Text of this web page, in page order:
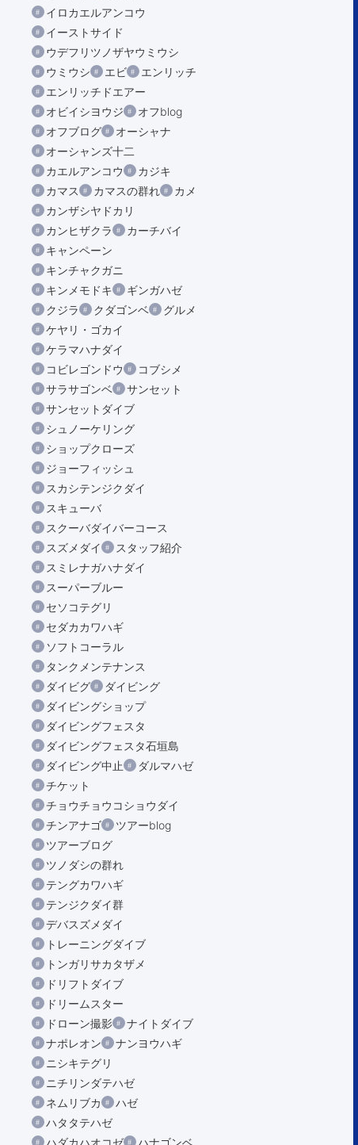
イロカエルアンコウ
イーストサイド
ウデフリツノザヤウミウシ
ウミウシ
エビ
エンリッチ
エンリッチドエアー
オビイシヨウジ
オフblog
オフブログ
オーシャナ
オーシャンズ十二
カエルアンコウ
カジキ
カマス
カマスの群れ
カメ
カンザシヤドカリ
カンヒザクラ
カーチバイ
キャンペーン
キンチャクガニ
キンメモドキ
ギンガハゼ
クジラ
クダゴンベ
グルメ
ケヤリ・ゴカイ
ケラマハナダイ
コビレゴンドウ
コブシメ
サラサゴンベ
サンセット
サンセットダイブ
シュノーケリング
ショップクローズ
ジョーフィッシュ
スカシテンジクダイ
スキューバ
スクーバダイバーコース
スズメダイ
スタッフ紹介
スミレナガハナダイ
スーパーブルー
セソコテグリ
セダカカワハギ
ソフトコーラル
タンクメンテナンス
ダイビグ
ダイビング
ダイビングショップ
ダイビングフェスタ
ダイビングフェスタ石垣島
ダイビング中止
ダルマハゼ
チケット
チョウチョウコショウダイ
チンアナゴ
ツアーblog
ツアーブログ
ツノダシの群れ
テングカワハギ
テンジクダイ群
デバスズメダイ
トレーニングダイブ
トンガリサカタザメ
ドリフトダイブ
ドリームスター
ドローン撮影
ナイトダイブ
ナポレオン
ナンヨウハギ
ニシキテグリ
ニチリンダテハゼ
ネムリブカ
ハゼ
ハタタテハゼ
ハダカハオコゼ
ハナゴンベ